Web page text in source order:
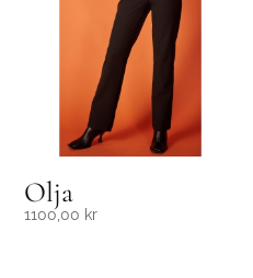
Olja
1100,00 kr